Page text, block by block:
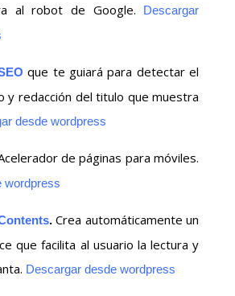
al robot de Google.
Descargar
que te guiará para detectar el
y redacción del titulo que muestra
desde wordpress
de páginas para móviles.
wordpress
.Crea automáticamente un
que facilita al usuario la lectura y
Descargar desde wordpress